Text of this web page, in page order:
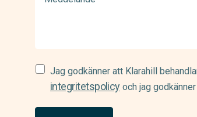
Samtycke
(Required)
Jag godkänner att Klarahill
integritetspolicyoch jag godkänner